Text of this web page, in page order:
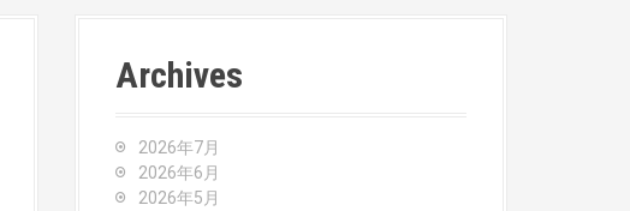
Archives
2026年7月
2026年6月
2026年5月